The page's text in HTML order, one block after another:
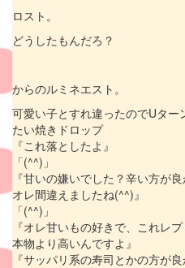
ロスト。
どうしたもんだろ？
からのルミネエスト。
可愛い子とすれ違ったのでUター
たい焼きドロップ
『これ落としたよ』
「(^^)」
『甘いの嫌いでした？辛い方が
オレ間違えましたね(^^)』
「(^^)」
『オレ甘いもの好きで、これレ
本物より高いんですよ』
『サッパリ系の寿司とかの方が